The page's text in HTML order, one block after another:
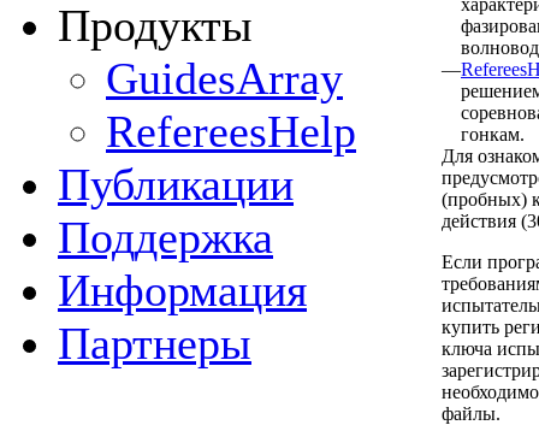
Продукты
GuidesArray
RefereesHelp
Публикации
Поддержка
Информация
Партнеры
—
гонкам.
Для
(пробных)
действия
Если
купить
ключа
файлы.